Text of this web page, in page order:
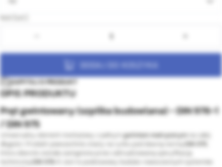
DODAJ DO KOSZYKA
ZAPYTAJ O PRODUKT
OPIS PRODUKTU
Pręt gwintowany (szpilka budowlana) - DIN 976-1
/ DIN 975
Uniwersalny element montażowy z pełnymgwintem metrycznym na całej
długości. Produkt powszechnie znany na rynku pod dawną normą
DIN 975
która obecnie została zastąpiona przez zaktualizowaną specyfikację
DIN 976-1
. Jest to podstawowy budulec nowoczesnych systemów